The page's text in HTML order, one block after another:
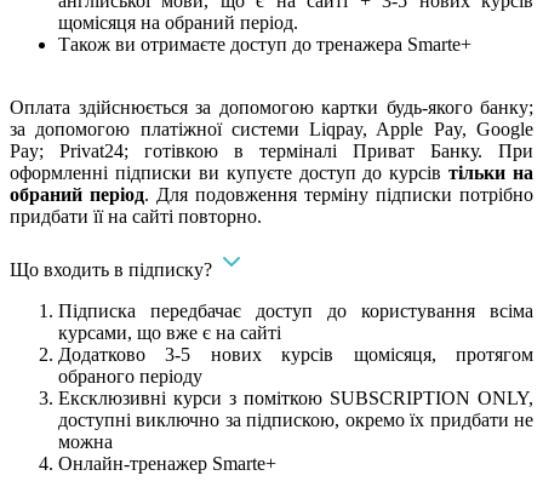
щомісяця на обраний період.
Також ви отримаєте доступ до тренажера Smarte+
​Оплата здійснюється за допомогою картки будь-якого банку;
за допомогою платіжної системи Liqpay, Apple Pay, Google
Pay; Privat24; готівкою в терміналі Приват Банку. При
оформленні підписки ви купуєте доступ до курсівтільки на
обраний період. Для подовження терміну підписки потрібно
придбати її на сайті повторно.
Що входить в підписку?
Підписка передбачає доступ до користування всіма
курсами, що вже є на сайті
Додатково 3-5 нових курсів щомісяця, протягом
обраного періоду
Ексклюзивні курси з поміткою SUBSCRIPTION ONLY,
доступні виключно за підпискою, окремо їх придбати не
можна
Онлайн-тренажер Smarte+